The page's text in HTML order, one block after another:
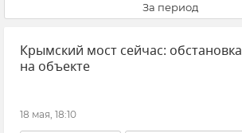
За период
Крымский мост сейчас: обстановка
на объекте
18 мая, 18:10